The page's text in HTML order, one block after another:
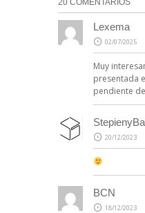
20 COMENTARIOS
Lexema
02/07/2025
Muy
presentada
pendiente
20/12/2023
BCN
18/12/2023